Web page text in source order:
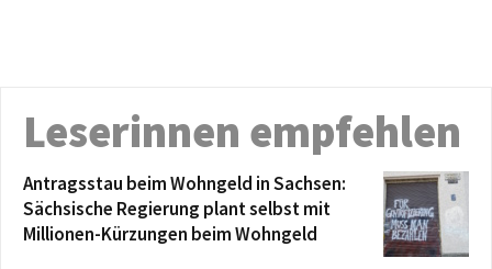
Leserinnen empfehlen
Antragsstau beim Wohngeld in Sachsen:
Sächsische Regierung plant selbst mit
Millionen-Kürzungen beim Wohngeld